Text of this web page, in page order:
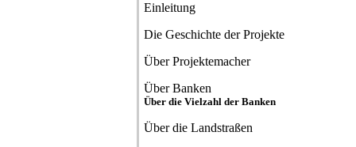
Einleitung
Die Geschichte der Projekte
Über Projektemacher
Über Banken
Über die Vielzahl der Banken
Über die Landstraßen